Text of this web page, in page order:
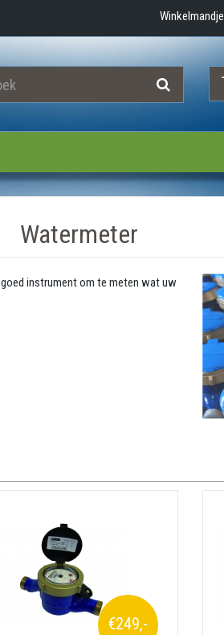
Winkelmandje
Watermeter
instrument om te meten wat uw
€249,-